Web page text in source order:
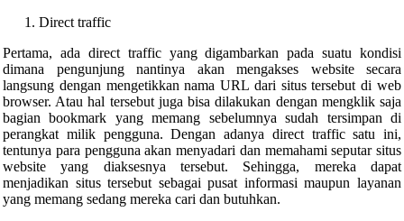
Direct traffic
Pertama, ada direct traffic yang digambarkan pada suatu kondisi
dimana pengunjung nantinya akan mengakses website secara
langsung dengan mengetikkan nama URL dari situs tersebut di web
browser. Atau hal tersebut juga bisa dilakukan dengan mengklik saja
bagian bookmark yang memang sebelumnya sudah tersimpan di
perangkat milik pengguna. Dengan adanya direct traffic satu ini,
tentunya para pengguna akan menyadari dan memahami seputar situs
website yang diaksesnya tersebut. Sehingga, mereka dapat
menjadikan situs tersebut sebagai pusat informasi maupun layanan
yang memang sedang mereka cari dan butuhkan.